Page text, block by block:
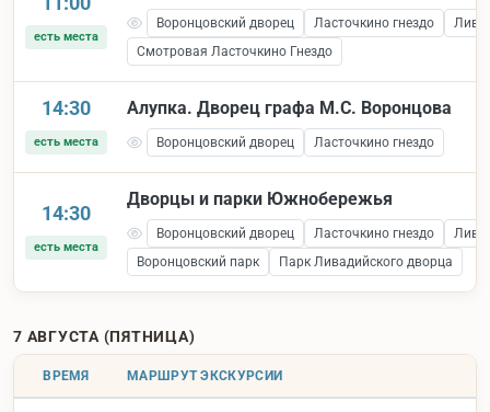
есть места
Воронцовский дворец Ласточкино гнездо
Смотровая Ласточкино Гнездо
14:30
есть места
Алупка. Дворец графа М.С. Воронцова
Воронцовский дворец Ласточкино гнездо
14:30
есть места
Дворцы и парки Южнобережья
Воронцовский дворец Ласточкино гнездо
Воронцовский парк
Парк Ливадийского дворца
7 АВГУСТА (ПЯТНИЦА)
ВРЕМЯ МАРШРУТ ЭКСКУРСИИ